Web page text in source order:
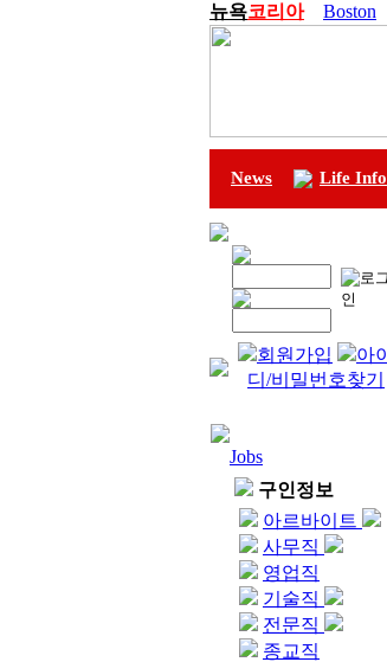
뉴욕코리아 Boston
News Life Info
회원가입
아이
디/비밀번호찾기
Jobs
구인정보
아르바이트
사무직
영업직
기술직
전문직
종교직